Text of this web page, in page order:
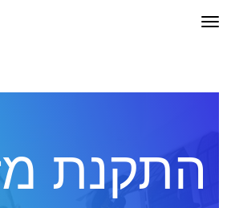
תפריט
התקנת